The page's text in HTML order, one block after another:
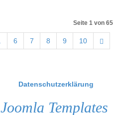
Seite 1 von 65
6 7 8 9 10
Datenschutzerklärung
Joomla Templates